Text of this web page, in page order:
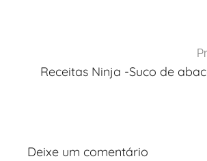
Receitas Ninja -Suco de
Deixe um comentário